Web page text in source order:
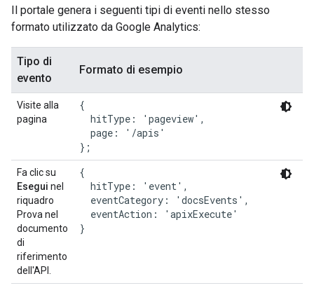
Il portale genera i seguenti tipi di eventi nello stesso
formato utilizzato da Google Analytics:
Tipo di
evento
Formato di esempio
Visite alla
pagina
{
hitType: 'pageview',
page: '/apis'
Fa clic su
Esegui nel
riquadro
Prova nel
documento
di
riferimento
dell'API.
{
hitType: 'event',
eventCategory: 'docsEvents',
eventAction: 'apixExecute'
}